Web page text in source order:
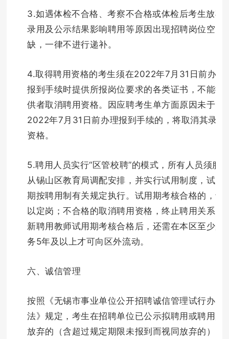
3.如遇体检不合格、考察不合格或体检后考生放弃
录用及公示结果影响聘用等原因出现招聘岗位空
缺，一律不进行递补。
4.取得聘用资格的考生须在2022年7月31日前办理
报到手续时提供所报岗位要求的各类证书，不能提
供者取消聘用资格。因应聘考生单方面原因未于
2022年7月31日前办理报到手续的，将取消其录取
资格。
5.聘用人员实行“区管校聘”的模式，所有人员须服
从锡山区教育局调配安排，并实行试用制度，试用
期按聘用制有关规定执行。试用期考核合格的，予
以定岗；不合格的取消聘用资格，终止聘用关系。
新聘用教师试用期考核合格后，还需在本区至少服
务5年及以上才可向区外流动。
六、诚信管理
按照《无锡市事业单位公开招聘诚信管理试行办
法》规定，考生在招聘单位已公示拟聘用或聘用后
放弃的（含超过规定期限未报到而视同放弃的），